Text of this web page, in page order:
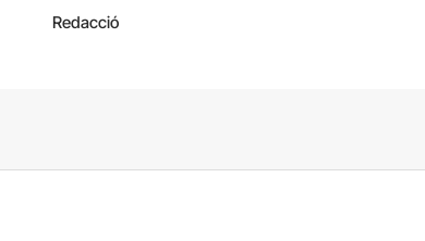
Redacció